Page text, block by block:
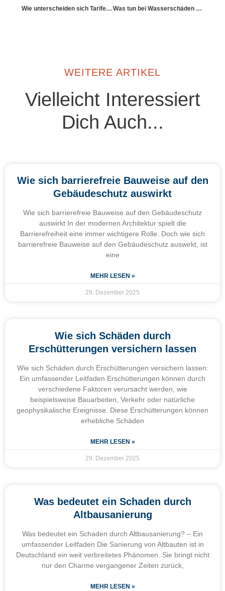
Wie unterscheiden sich Tarife für Altbau und Neubau Was tun bei Wasserschäden durch Frost
WEITERE ARTIKEL
Vielleicht Interessiert
Dich Auch...
Wie sich barrierefreie Bauweise auf den
Gebäudeschutz auswirkt
Wie sich barrierefreie Bauweise auf den Gebäudeschutz
auswirkt In der modernen Architektur spielt die
Barrierefreiheit eine immer wichtigere Rolle. Doch wie sich
barrierefreie Bauweise auf den Gebäudeschutz auswirkt, ist
eine
MEHR LESEN »
29. Dezember 2025
Wie sich Schäden durch
Erschütterungen versichern lassen
Wie sich Schäden durch Erschütterungen versichern lassen:
Ein umfassender Leitfaden Erschütterungen können durch
verschiedene Faktoren verursacht werden, wie
beispielsweise Bauarbeiten, Verkehr oder natürliche
geophysikalische Ereignisse. Diese Erschütterungen können
erhebliche Schäden
MEHR LESEN »
29. Dezember 2025
Was bedeutet ein Schaden durch
Altbausanierung
Was bedeutet ein Schaden durch Altbausanierung? – Ein
umfassender Leitfaden Die Sanierung von Altbauten ist in
Deutschland ein weit verbreitetes Phänomen. Sie bringt nicht
nur den Charme vergangener Zeiten zurück,
MEHR LESEN »